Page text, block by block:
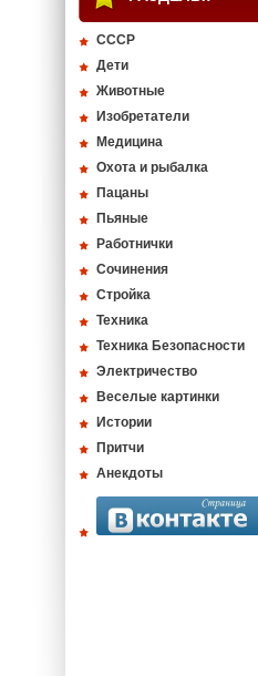
СССР
Дети
Животные
Изобретатели
Медицина
Охота и рыбалка
Пацаны
Пьяные
Работнички
Сочинения
Стройка
Техника
Техника Безопасности
Электричество
Веселые картинки
Истории
Притчи
Анекдоты